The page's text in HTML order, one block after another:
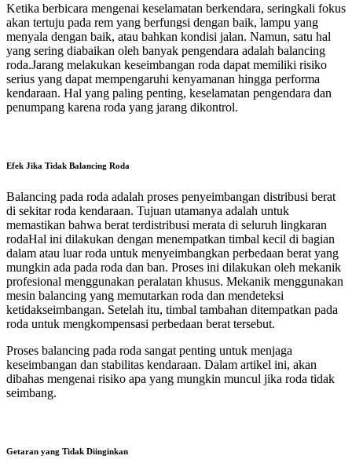
Ketika berbicara mengenai keselamatan berkendara, seringkali fokus
akan tertuju pada rem yang berfungsi dengan baik, lampu yang
menyala dengan baik, atau bahkan kondisi jalan. Namun, satu hal
yang sering diabaikan oleh banyak pengendara adalah balancing
roda.Jarang melakukan keseimbangan roda dapat memiliki risiko
serius yang dapat mempengaruhi kenyamanan hingga performa
kendaraan. Hal yang paling penting, keselamatan pengendara dan
penumpang karena roda yang jarang dikontrol.
Efek Jika Tidak Balancing Roda
Balancing pada roda adalah proses penyeimbangan distribusi berat
di sekitar roda kendaraan. Tujuan utamanya adalah untuk
memastikan bahwa berat terdistribusi merata di seluruh lingkaran
rodaHal ini dilakukan dengan menempatkan timbal kecil di bagian
dalam atau luar roda untuk menyeimbangkan perbedaan berat yang
mungkin ada pada roda dan ban. Proses ini dilakukan oleh mekanik
profesional menggunakan peralatan khusus. Mekanik menggunakan
mesin balancing yang memutarkan roda dan mendeteksi
ketidakseimbangan. Setelah itu, timbal tambahan ditempatkan pada
roda untuk mengkompensasi perbedaan berat tersebut.
Proses balancing pada roda sangat penting untuk menjaga
keseimbangan dan stabilitas kendaraan. Dalam artikel ini, akan
dibahas mengenai risiko apa yang mungkin muncul jika roda tidak
seimbang.
Getaran yang Tidak Diinginkan